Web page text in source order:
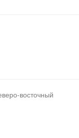
восточный